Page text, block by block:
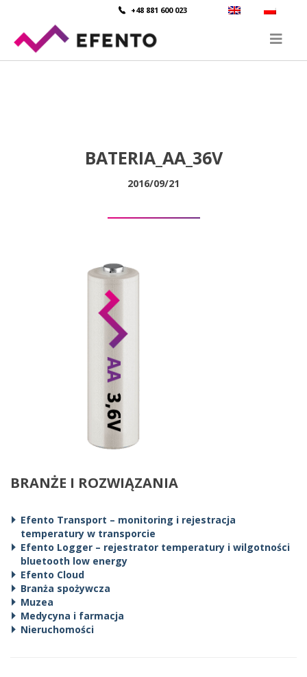
+48 881 600 023
BATERIA_AA_36V
2016/09/21
BRANŻE I ROZWIĄZANIA
Efento Transport – monitoring i rejestracja
temperatury w transporcie
Efento Logger – rejestrator temperatury i wilgotności
bluetooth low energy
Efento Cloud
Branża spożywcza
Muzea
Medycyna i farmacja
Nieruchomości